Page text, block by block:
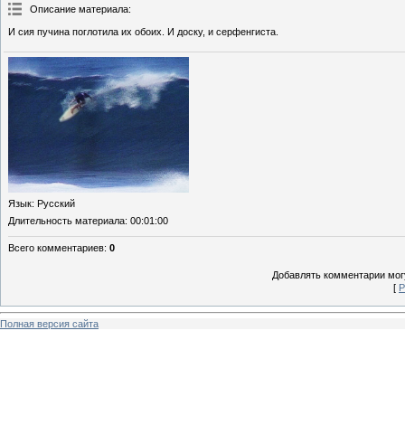
Описание материала:
И сия пучина поглотила их обоих. И доску, и серфенгиста.
Язык: Русский
Длительность материала: 00:01:00
Всего комментариев: 0
Добавлять комментарии
[
Полная версия сайта